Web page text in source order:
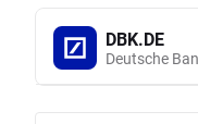
DBK.DE
Deutsche